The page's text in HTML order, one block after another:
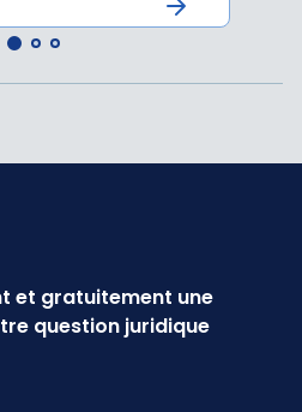
et gratuitement une
question juridique